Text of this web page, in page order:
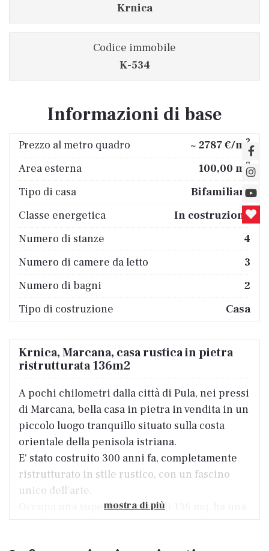
Krnica
Codice immobile
K-534
Informazioni di base
Prezzo al metro quadro ~ 2787 €/m 2
Area esterna 100,00 m 2
Tipo di casa
Bifamiliare
Classe energetica
In costruzione
Numero di stanze
4
Numero di camere da letto
3
Numero di bagni
2
Tipo di costruzione
Casa
Krnica, Marcana, casa rustica in pietra
ristrutturata 136m2
A pochi chilometri dalla città di Pula, nei pressi
di Marcana, bella casa in pietra in vendita in un
piccolo luogo tranquillo situato sulla costa
orientale della penisola istriana.
E' stato costruito 300 anni fa, completamente
ristrutturato in stile rustico, con un fascino
unico dell'arte.
Occupa una superficie totale di 136 mq, ha una
mostra di più